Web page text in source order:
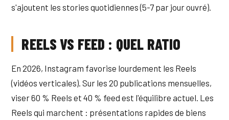
s'ajoutent les stories quotidiennes (5-7 par jour ouvré).
REELS VS FEED : QUEL RATIO
En 2026, Instagram favorise lourdement les Reels
(vidéos verticales). Sur les 20 publications mensuelles,
viser 60 % Reels et 40 % feed est l'équilibre actuel. Les
Reels qui marchent : présentations rapides de biens